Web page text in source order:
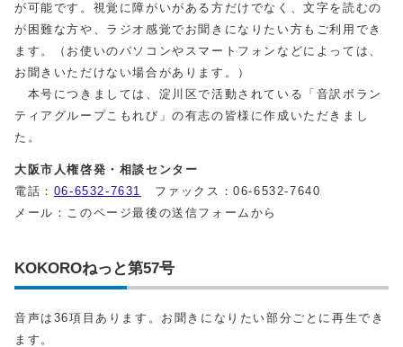
が可能です。視覚に障がいがある方だけでなく、文字を読むの
が困難な方や、ラジオ感覚でお聞きになりたい方もご利用でき
ます。（お使いのパソコンやスマートフォンなどによっては、
お聞きいただけない場合があります。）
本号につきましては、淀川区で活動されている「音訳ボラン
ティアグループこもれび」の有志の皆様に作成いただきまし
た。
大阪市人権啓発・相談センター
電話： 06-6532-7631
ファックス：06-6532-7640
メール：このページ最後の送信フォームから
KOKOROねっと第57号
音声は36項目あります。お聞きになりたい部分ごとに再生でき
ます。